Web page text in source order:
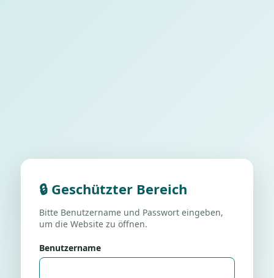
🔒 Geschützter Bereich
Bitte Benutzername und Passwort eingeben,
um die Website zu öffnen.
Benutzername